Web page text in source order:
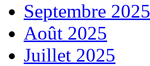
Septembre 2025
Août 2025
Juillet 2025